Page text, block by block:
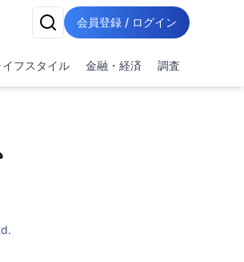
会員登録 / ログイン
イフスタイル 金融・経済 調査